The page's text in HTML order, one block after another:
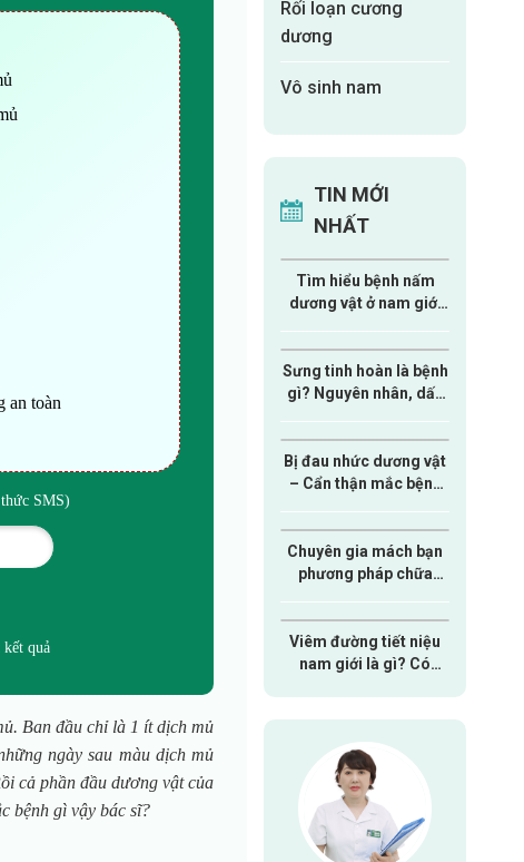
an toàn
SMS)
kết quả
Ban đầu chỉ là 1 ít dịch mủ
ngày sau màu dịch mủ
cả phần đầu dương vật của
bệnh gì vậy bác sĩ?
Rối loạn cương
dương
Vô sinh nam
TIN MỚI
NHẤT
Tìm hiểu bệnh nấm
dương vật ở nam giới
Sưng tinh hoàn là bệnh
gì? Nguyên nhân, dấu
giới cần biết
Bị đau nhức dương vật
– Cẩn thận mắc bệnh
Chuyên gia mách bạn
phương pháp chữa
dành cho nam giới
Viêm đường tiết niệu
nam giới là gì? Có